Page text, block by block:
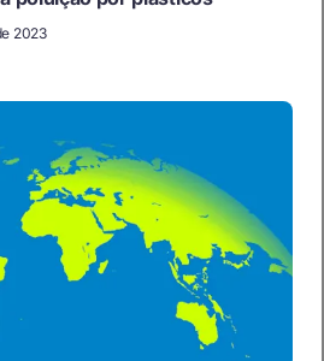
2023